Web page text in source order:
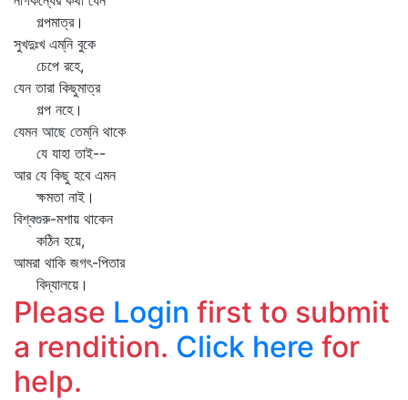
গল্পমাত্র।
সুখদুঃখ এম্‌নি বুকে
চেপে রহে,
যেন তারা কিছুমাত্র
গল্প নহে।
যেমন আছে তেম্‌নি থাকে
যে যাহা তাই--
আর যে কিছু হবে এমন
ক্ষমতা নাই।
বিশ্বগুরু-মশায় থাকেন
কঠিন হয়ে,
আমরা থাকি জগৎ-পিতার
বিদ্যালয়ে।
Please Login first to submit
a rendition. Click here for
help.